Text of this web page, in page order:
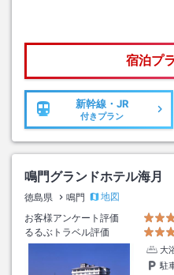
宿泊プ
新幹線・JR
付きプラン
鳴門グランドホテル海月
徳島県 鳴門
地図
お客様アンケート評価
るるぶトラベル評価
大
駐